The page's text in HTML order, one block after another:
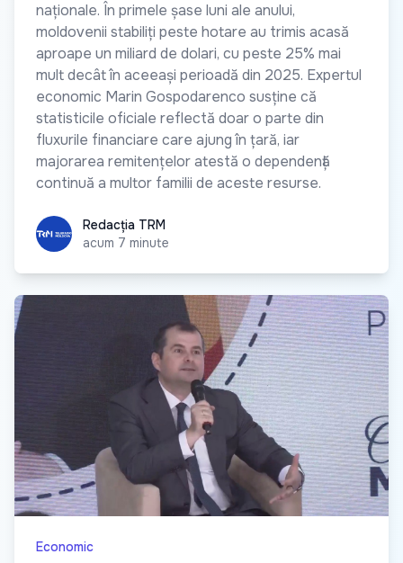
naționale. În primele șase luni ale anului,
moldovenii stabiliți peste hotare au trimis acasă
aproape un miliard de dolari, cu peste 25% mai
mult decât în aceeași perioadă din 2025. Expertul
economic Marin Gospodarenco susține că
statisticile oficiale reflectă doar o parte din
fluxurile financiare care ajung în țară, iar
majorarea remitențelor atestă o dependență
continuă a multor familii de aceste resurse.
Redacția TRM
Redacția TRM
acum 7 minute
Economic